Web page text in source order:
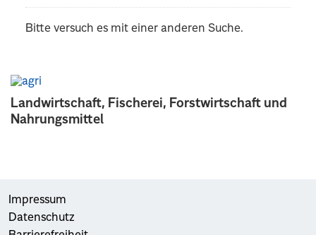
Landwirtschaft, Fischerei, Forstwirtschaft und
Nahrungsmittel
Bitte versuch es mit einer anderen Suche.
Impressum
Datenschutz